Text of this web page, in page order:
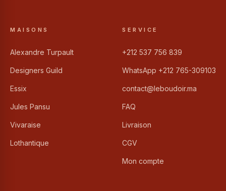
MAISONS
Alexandre Turpault
Designers Guild
Essix
Jules Pansu
Vivaraise
Lothantique
SERVICE
+212 537 756 839
WhatsApp +212 765-309103
contact@leboudoir.ma
FAQ
Livraison
CGV
Mon compte